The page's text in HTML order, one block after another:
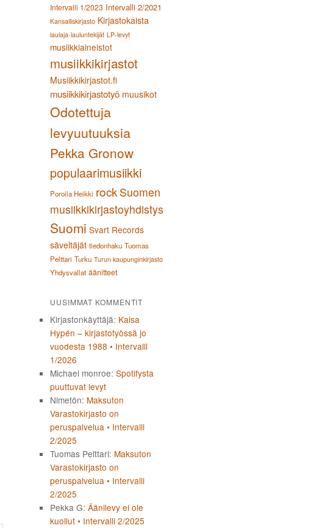
Intervalli 1/2023 Intervalli 2/2021
Kansalliskirjasto Kirjastokaista
laulaja-lauluntekijät LP-levyt
musiikkiaineistot
musiikkikirjastot
Musiikkikirjastot.fi
musiikkikirjastotyö muusikot
Odotettuja
levyuutuuksia
Pekka Gronow
populaarimusiikki
Poroila Heikki rock Suomen
musiikkikirjastoyhdistys
Suomi Svart Records
säveltäjät tiedonhaku Tuomas
Pelttari Turku Turun kaupunginkirjasto
Yhdysvallat äänitteet
UUSIMMAT KOMMENTIT
Kirjastonkäyttäjä: Kaisa
Hypén – kirjastotyössä jo
vuodesta 1988 • Intervalli
1/2026
Michael monroe: Spotifysta
puuttuvat levyt
Nimetön: Maksuton
Varastokirjasto on
peruspalvelua • Intervalli
2/2025
Tuomas Pelttari: Maksuton
Varastokirjasto on
peruspalvelua • Intervalli
2/2025
Pekka G: Äänilevy ei ole
kuollut • Intervalli 2/2025